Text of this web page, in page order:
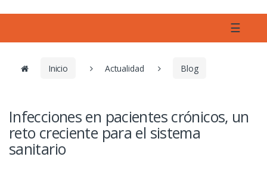
☰
Inicio Actualidad Blog
Infecciones en pacientes crónicos, un
reto creciente para el sistema
sanitario